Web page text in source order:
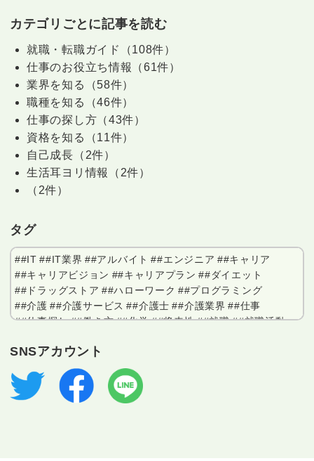
カテゴリごとに記事を読む
就職・転職ガイド（108件）
仕事のお役立ち情報（61件）
業界を知る（58件）
職種を知る（46件）
仕事の探し方（43件）
資格を知る（11件）
自己成長（2件）
生活耳ヨリ情報（2件）
（2件）
タグ
##IT ##IT業界 ##アルバイト ##エンジニア ##キャリア
##キャリアビジョン ##キャリアプラン ##ダイエット
##ドラッグストア ##ハローワーク ##プログラミング
##介護 ##介護サービス ##介護士 ##介護業界 ##仕事
##仕事探し ##働き方 ##化学 ##将来性 ##就職 ##就職活動
##求人 ##求人情報
##立ち仕事 ##繊維工業
##自動車工場 ##自己分析 ##薬局
##軽作業
##電子部品 ##電子部品工場
SNSアカウント